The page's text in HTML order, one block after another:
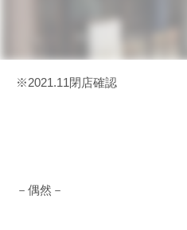
※2021.11閉店確認
－偶然－